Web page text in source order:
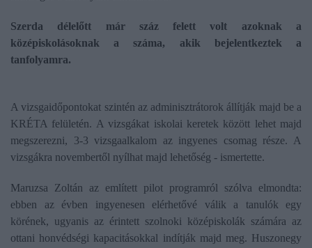
Szerda délelőtt már száz felett volt azoknak a
középiskolásoknak a száma, akik bejelentkeztek a
tanfolyamra.
A vizsgaidőpontokat szintén az adminisztrátorok állítják majd be a
KRÉTA felületén. A vizsgákat iskolai keretek között lehet majd
megszerezni, 3-3 vizsgaalkalom az ingyenes csomag része. A
vizsgákra novembertől nyílhat majd lehetőség - ismertette.
Maruzsa Zoltán az említett pilot programról szólva elmondta:
ebben az évben ingyenesen elérhetővé válik a tanulók egy
körének, ugyanis az érintett szolnoki középiskolák számára az
ottani honvédségi kapacitásokkal indítják majd meg. Huszonegy